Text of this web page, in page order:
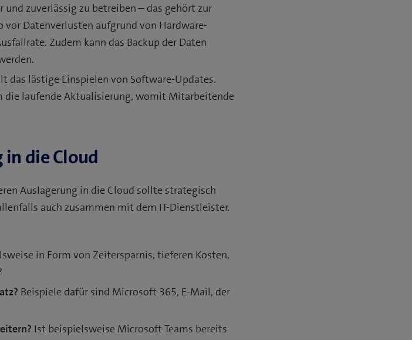
zuverlässig zu betreiben – das gehört zur
vor Datenverlusten aufgrund von Hardware-
Zudem kann das Backup der Daten
das lästige Einspielen von Software-Updates.
die laufende Aktualisierung, womit Mitarbeitende
in die Cloud
Auslagerung in die Cloud sollte strategisch
auch zusammen mit dem IT-Dienstleister.
in Form von Zeitersparnis, tieferen Kosten,
Beispiele dafür sind Microsoft 365, E-Mail, der
Ist beispielsweise Microsoft Teams bereits